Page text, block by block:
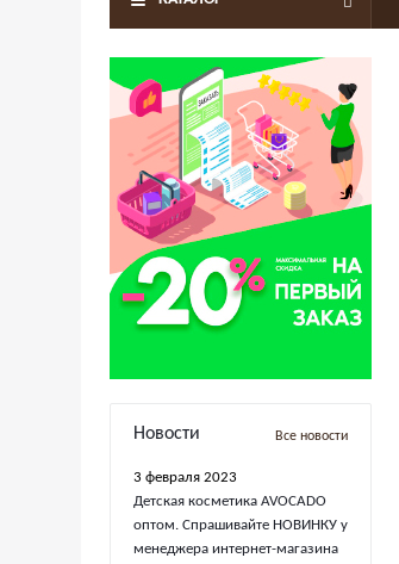
Новости Все новости
3 февраля 2023
Детская косметика AVOCADO
оптом. Спрашивайте НОВИНКУ у
менеджера интернет-магазина